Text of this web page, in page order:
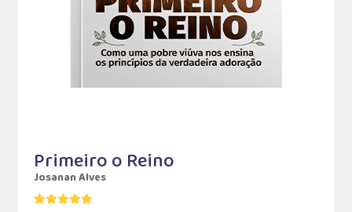
Primeiro o Reino
Josanan Alves